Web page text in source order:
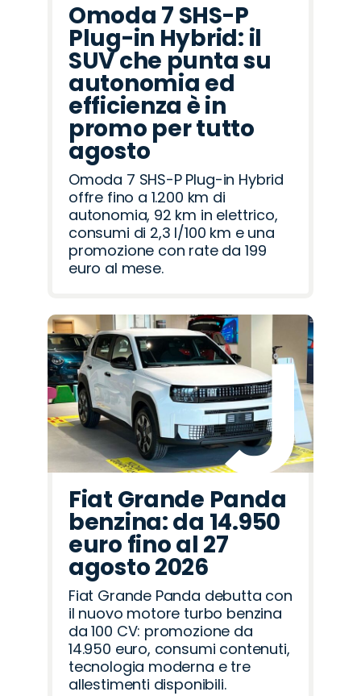
Omoda 7 SHS-P
Plug-in Hybrid: il
SUV che punta su
autonomia ed
efficienza è in
promo per tutto
agosto
Omoda 7 SHS-P Plug-in Hybrid
offre fino a 1.200 km di
autonomia, 92 km in elettrico,
consumi di 2,3 l/100 km e una
promozione con rate da 199
euro al mese.
Fiat Grande Panda
benzina: da 14.950
euro fino al 27
agosto 2026
Fiat Grande Panda debutta con
il nuovo motore turbo benzina
da 100 CV: promozione da
14.950 euro, consumi contenuti,
tecnologia moderna e tre
allestimenti disponibili.